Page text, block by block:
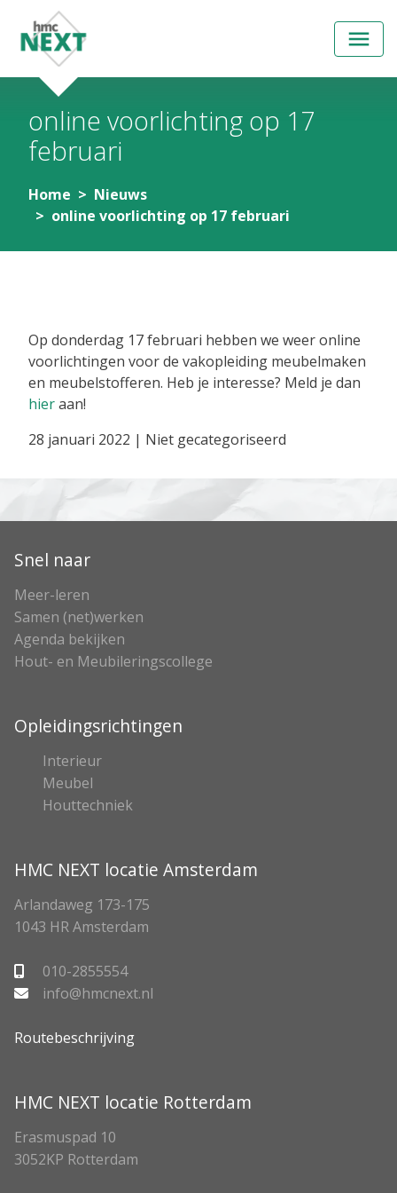
Open
menu
online voorlichting op 17
februari
Home
Nieuws
online voorlichting op 17 februari
Op donderdag 17 februari hebben we weer online
voorlichtingen voor de vakopleiding meubelmaken
en meubelstofferen. Heb je interesse? Meld je dan
hieraan!
28 januari 2022 | Niet gecategoriseerd
Snel naar
Meer-leren
Samen (net)werken
Agenda bekijken
Hout- en Meubileringscollege
Opleidingsrichtingen
Interieur
Meubel
Houttechniek
HMC NEXT locatie Amsterdam
Arlandaweg 173-175
1043 HR Amsterdam
010-2855554
info@hmcnext.nl
Routebeschrijving
HMC NEXT locatie Rotterdam
Erasmuspad 10
3052KP Rotterdam